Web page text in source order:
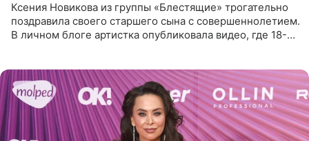
Ксения Новикова из группы «Блестящие» трогательно
поздравила своего старшего сына с совершеннолетием.
В личном блоге артистка опубликовала видео, где 18-